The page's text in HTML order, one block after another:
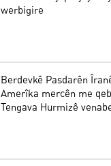
werbigire
Berdevkê Pasdarên
Amerîka mercên me
Tengava Hurmizê